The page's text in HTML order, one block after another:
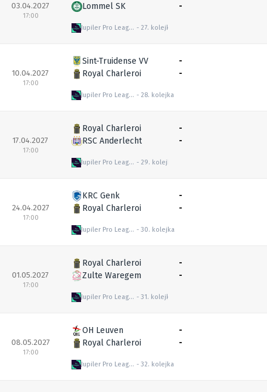
03.04.2027
17:00
Lommel SK
Jupiler Pro League 27. kolejka
-
10.04.2027
17:00
Sint-Truidense VV
Royal Charleroi
Jupiler Pro League 28. kolejka
-
-
17.04.2027
17:00
Royal Charleroi
RSC Anderlecht
Jupiler Pro League 29. kolejka
-
-
24.04.2027
17:00
KRC Genk
Royal Charleroi
Jupiler Pro League 30. kolejka
-
-
01.05.2027
17:00
Royal Charleroi
Zulte Waregem
Jupiler Pro League 31. kolejka
-
-
08.05.2027
17:00
OH Leuven
Royal Charleroi
Jupiler Pro League 32. kolejka
-
-